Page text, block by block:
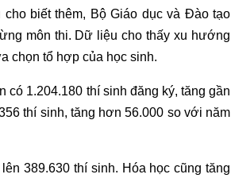
biết thêm, Bộ Giáo dục và Đào tạo
môn thi. Dữ liệu cho thấy xu hướng
chọn tổ hợp của học sinh.
có 1.204.180 thí sinh đăng ký, tăng gần
thí sinh, tăng hơn 56.000 so với năm
389.630 thí sinh. Hóa học cũng tăng